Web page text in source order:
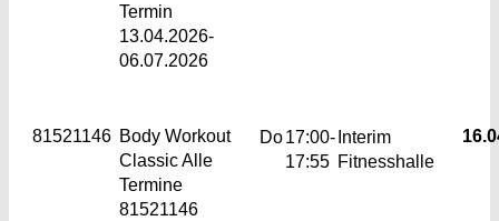
Termin
13.04.2026-
06.07.2026
81521146 Body Workout
ClassicAlle
Termine
81521146
Do17:00-
17:55
Interim
Fitnesshalle